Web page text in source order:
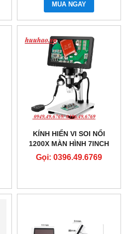
MUA NGAY
KÍNH HIỂN VI SOI NỔI
1200X MÀN HÌNH 7INCH
Gọi: 0396.49.6769